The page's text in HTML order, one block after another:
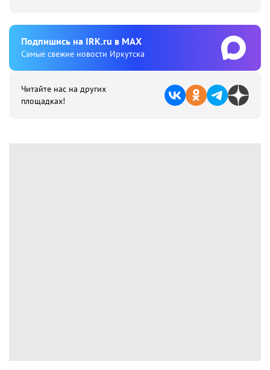
Подпишиcь на IRK.ru в MAX
Cамые свежие новости Иркутска
Читайте нас на других
площадках!